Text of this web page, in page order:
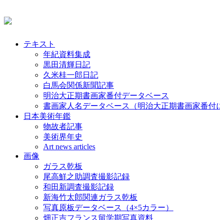
テキスト
年紀資料集成
黒田清輝日記
久米桂一郎日記
白馬会関係新聞記事
明治大正期書画家番付データベース
書画家人名データベース（明治大正期書画家番付
日本美術年鑑
物故者記事
美術界年史
Art news articles
画像
ガラス乾板
尾高鮮之助調査撮影記録
和田新調査撮影記録
新海竹太郎関連ガラス乾板
写真原板データベース（4×5カラー）
畑正吉フランス留学期写真資料